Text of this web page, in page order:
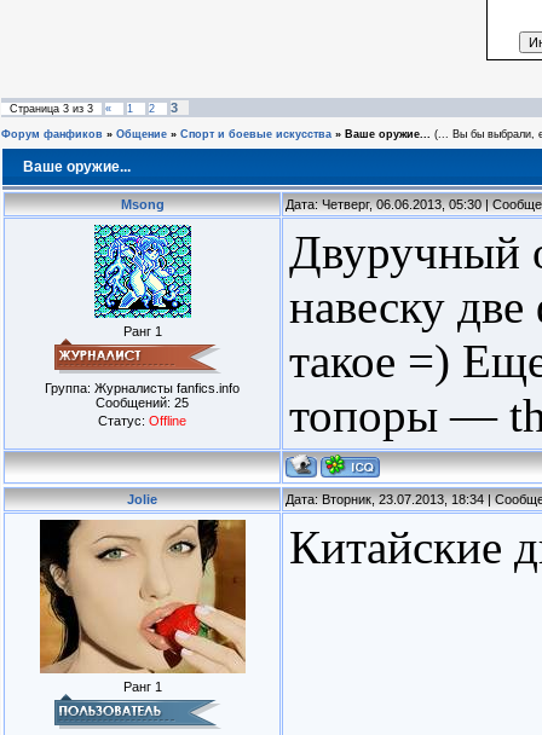
Страница 3 из 3 « 1 2 3
Форум фанфиков » Общение » Спорт и боевые искусства » Ваше оружие... (... Вы бы выбрали,
Ваше оружие...
Msong Дата: Четверг, 06.06.2013, 05:30 |
Ранг 1
Группа: Журналисты fanfics.info
Сообщений: 25
Статус: Offline
Двуручный
навеску
такое =)
топоры —
Jolie Дата: Вторник, 23.07.2013, 18:34 |
Ранг 1
Китайские